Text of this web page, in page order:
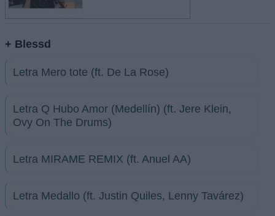
+ Blessd
Letra Mero tote (ft. De La Rose)
Letra Q Hubo Amor (Medellín) (ft. Jere Klein,
Ovy On The Drums)
Letra MIRAME REMIX (ft. Anuel AA)
Letra Medallo (ft. Justin Quiles, Lenny Tavárez)